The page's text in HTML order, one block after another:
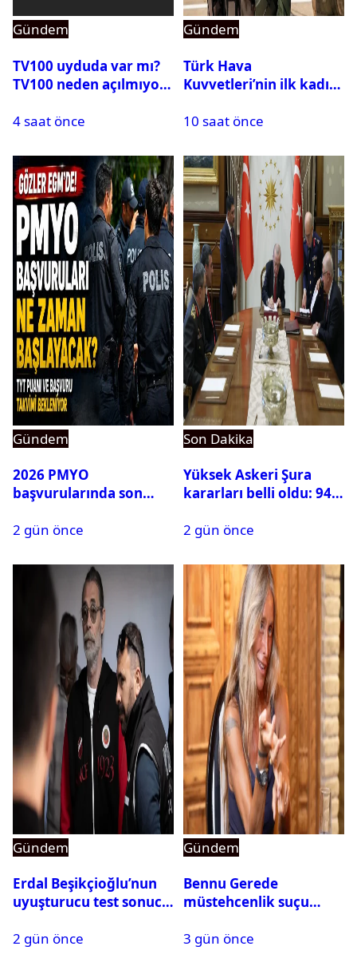
Gündem
TV100 uyduda var mı?
TV100 neden açılmıyor?
4 saat önce
Gündem
Türk Hava
Kuvvetleri’nin ilk kadın
Karapınar hakkında
ortaya çıktı
10 saat önce
Gündem
2026 PMYO
başvurularında son
2 gün önce
Son Dakika
Yüksek Askeri Şura
kararları belli oldu: 94
2 gün önce
Gündem
Erdal Beşikçioğlu’nun
uyuşturucu test sonucu
2 gün önce
Gündem
Bennu Gerede
müstehcenlik suçu
alındı
3 gün önce